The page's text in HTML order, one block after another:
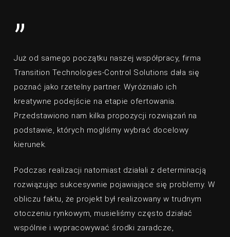
”
Już od samego początku naszej współpracy, firma
Transition Technologies-Control Solutions dała się
poznać jako rzetelny partner. Wyróżniało ich
kreatywne podejście na etapie ofertowania.
Przedstawiono nam kilka propozycji rozwiązań na
podstawie, których mogliśmy wybrać docelowy
kierunek.
Podczas realizacji natomiast działali z determinacją
rozwiązując sukcesywnie pojawiające się problemy. W
obliczu faktu, że projekt był realizowany w trudnym
otoczeniu rynkowym, musieliśmy często działać
wspólnie i wypracowywać środki zaradcze,